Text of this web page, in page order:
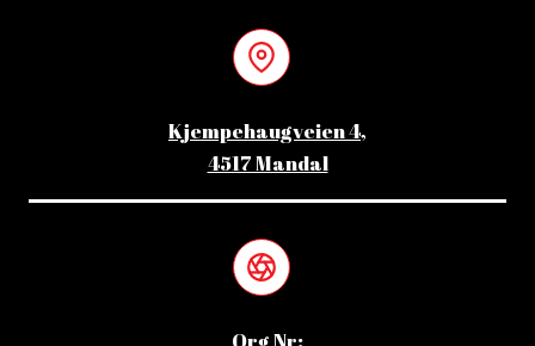
Kjempehaugveien 4,
4517 Mandal